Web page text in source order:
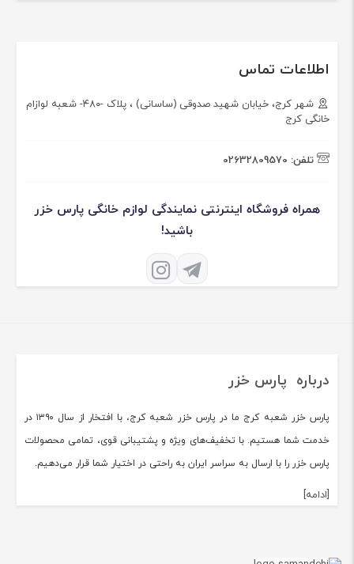
اطلاعات تماس
شهر کرج، خیابان شهید صدوقی (ساسانی) ، پلاک -۴۸۰- شعبه لوازام
خانگی کرج
تلفن: 02632809570
همراه فروشگاه اینترنتی نمایندگی لوازم خانگی پارس خزر
باشید!
درباره پارس خزر
پارس خزر شعبه کرج ما در پارس خزر شعبه کرج، با افتخار از سال ۱۳۹۰ در
خدمت شما هستیم. با تخفیف‌های ویژه و پشتیبانی قوی، تمامی محصولات
پارس خزر را با ارسال به سراسر ایران به راحتی در اختیار شما قرار می‌دهیم.
[ادامه]